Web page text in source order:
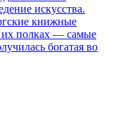
искусства.
книжные
их полках — самые
богатая во